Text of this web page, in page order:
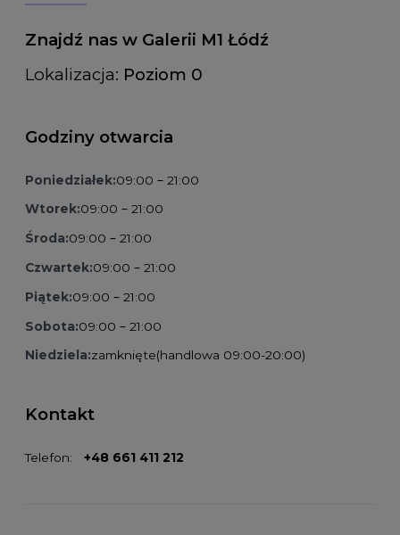
Znajdź nas w Galerii M1 Łódź
Lokalizacja: Poziom 0
Godziny otwarcia
Poniedziałek:09:00 – 21:00
Wtorek:09:00 – 21:00
Środa:09:00 – 21:00
Czwartek:09:00 – 21:00
Piątek:09:00 – 21:00
Sobota:09:00 – 21:00
Niedziela:zamknięte(handlowa 09:00-20:00)
Kontakt
Telefon: +48 661 411 212